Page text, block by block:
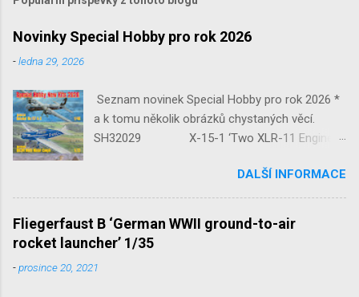
Novinky Special Hobby pro rok 2026
-ledna 29, 2026
Seznam novinek Special Hobby pro rok 2026 *
a k tomu několik obrázků chystaných věcí.
SH32029 X-15-1 ‘Two XLR-11 Engines’
‘Guardians of Sion’ 1/32 SH32092
JB-2 Loon ‘US Version of V-1 Missile’
1/32 1/32 SH48052 Seafire
Mk.III 1/48 reissue SH48160
Baltimore Mk.I 1/48 ...
DALŠÍ INFORMACE
Fliegerfaust B ‘German WWII ground-to-air
rocket launcher’ 1/35
-prosince 20, 2021